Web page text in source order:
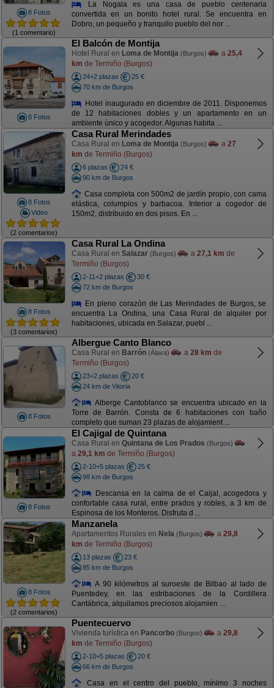
8 Fotos
(1 comentario)
La Nogala es una casa de pueblo centenaria
convertida en un bonito hotel rural. Se encuentra en
Dobro, un pequeño y tranquilo pueblo del nor ...
8 Fotos
El Balcón de Montija
Hotel Rural en Loma de Montija (Burgos) a 25,4
km de Termiño (Burgos)
24+2 plazas
25 €
70 km de Burgos
Hotel inaugurado en diciembre de 2011. Disponemos
de 12 habitaciones dobles y un apartamento en un
ambiente único y acogedor. Algunas habita ...
8 Fotos
Video
(2 comentarios)
Casa Rural Merindades
Casa Rural en Loma de Montija (Burgos) a 27
km de Termiño (Burgos)
6 plazas
24 €
90 km de Burgos
Casa completa con 500m2 de jardín propio, con cama
elástica, columpios y barbacoa. Interior a cogedor de
150m2, distribuido en dos pisos. En ...
8 Fotos
(3 comentarios)
Casa Rural La Ondina
Casa Rural en Salazar (Burgos) a 27,1 km de
Termiño (Burgos)
2-11+2 plazas
30 €
72 km de Burgos
En pleno corazón de Las Merindades de Burgos, se
encuentra La Ondina, una Casa Rural de alquiler por
habitaciones, ubicada en Salazar, puebl ...
8 Fotos
Albergue Canto Blanco
Casa Rural en Barrón (Álava) a 28 km de
Termiño (Burgos)
23+2 plazas
20 €
24 km de Vitoria
Alberge Cantoblanco se encuentra ubicado en la
Torre de Barrón. Consta de 6 habitaciones con baño
completo que suman 23 plazas de alojamient ...
8 Fotos
El Cajigal de Quintana
Casa Rural en Quintana de Los Prados (Burgos)
a 29,1 km de Termiño (Burgos)
2-10+5 plazas
25 €
98 km de Burgos
Descansa en la calma de el Caijal, acogedora y
confortable casa rural, entre prados y robles, a 3 km de
Espinosa de los Monteros. Disfruta d ...
8 Fotos
(2 comentarios)
Manzanela
Apartamentos Rurales en Nela (Burgos) a 29,8
km de Termiño (Burgos)
13 plazas
23 €
85 km de Burgos
A 90 kilómetros al suroeste de Bilbao al lado de
Puentedey, en las estribaciones de la Cordillera
Cantábrica, alquilamos preciosos alojamien ...
Puentecuervo
Vivienda turística en Pancorbo (Burgos) a 29,8
km de Termiño (Burgos)
2-10+5 plazas
20 €
66 km de Burgos
Casa en el centro del pueblo, mínimo 3 noches